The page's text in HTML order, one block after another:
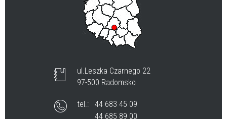
ul.Leszka Czarnego 22
97-500 Radomsko
tel.:
44 683 45 09
44 685 89 00